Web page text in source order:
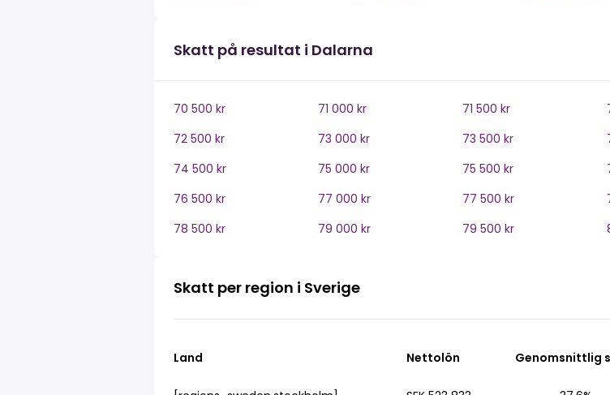
Skatt på resultat i Dalarna
70 500 kr 71 000 kr 71 500 kr
72 500 kr
73 000 kr 73 500 kr
74 500 kr
75 000 kr 75 500 kr
76 500 kr
77 000 kr 77 500 kr
78 500 kr
79 000 kr 79 500 kr
Skatt per region i Sverige
Land Nettolön Genomsnittlig